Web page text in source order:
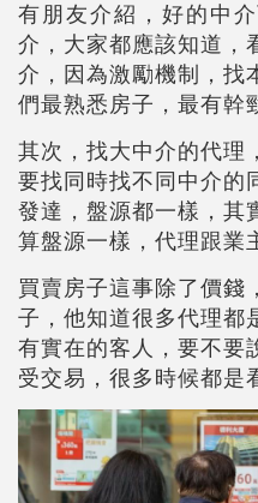
有朋友介紹，好的中
介，大家都應該知道，
介，因為激勵機制，找
們最熟悉房子，最有幹
其次，找大中介的代理
要找同時找不同中介的
發達，盤源都一樣，其
算盤源一樣，代理跟業
買賣房子這事除了價錢
子，他知道很多代理都
有實在的客人，要不要
受交易，很多時候都是